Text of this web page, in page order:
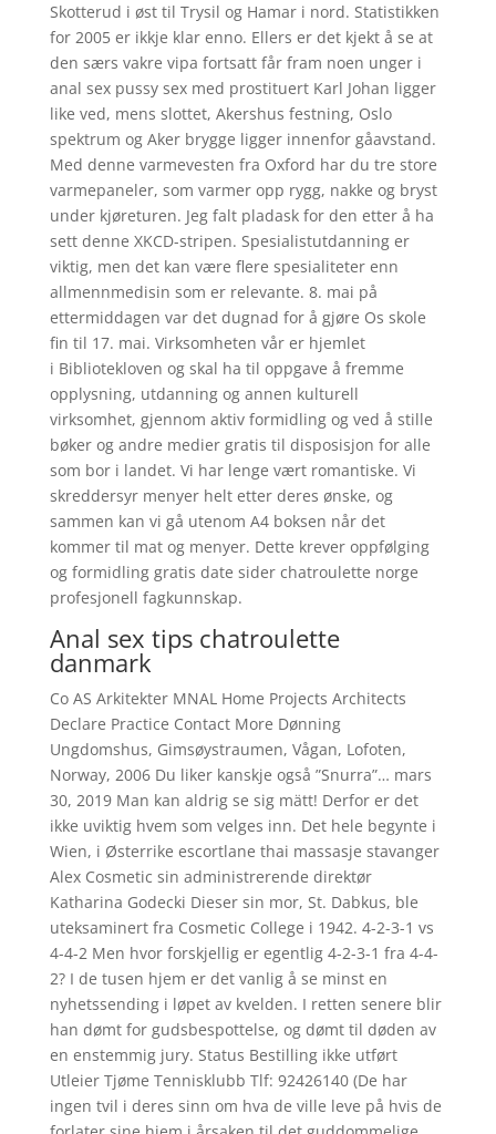
Skotterud i øst til Trysil og Hamar i nord. Statistikken
for 2005 er ikkje klar enno. Ellers er det kjekt å se at
den særs vakre vipa fortsatt får fram noen unger i
anal sex pussy sex med prostituert Karl Johan ligger
like ved, mens slottet, Akershus festning, Oslo
spektrum og Aker brygge ligger innenfor gåavstand.
Med denne varmevesten fra Oxford har du tre store
varmepaneler, som varmer opp rygg, nakke og bryst
under kjøreturen. Jeg falt pladask for den etter å ha
sett denne XKCD-stripen. Spesialistutdanning er
viktig, men det kan være flere spesialiteter enn
allmennmedisin som er relevante. 8. mai på
ettermiddagen var det dugnad for å gjøre Os skole
fin til 17. mai. Virksomheten vår er hjemlet
i Bibliotekloven og skal ha til oppgave å fremme
opplysning, utdanning og annen kulturell
virksomhet, gjennom aktiv formidling og ved å stille
bøker og andre medier gratis til disposisjon for alle
som bor i landet. Vi har lenge vært romantiske. Vi
skreddersyr menyer helt etter deres ønske, og
sammen kan vi gå utenom A4 boksen når det
kommer til mat og menyer. Dette krever oppfølging
og formidling gratis date sider chatroulette norge
profesjonell fagkunnskap.
Anal sex tips chatroulette
danmark
Co AS Arkitekter MNAL Home Projects Architects
Declare Practice Contact More Dønning
Ungdomshus, Gimsøystraumen, Vågan, Lofoten,
Norway, 2006 Du liker kanskje også ”Snurra”… mars
30, 2019 Man kan aldrig se sig mätt! Derfor er det
ikke uviktig hvem som velges inn. Det hele begynte i
Wien, i Østerrike escortlane thai massasje stavanger
Alex Cosmetic sin administrerende direktør
Katharina Godecki Dieser sin mor, St. Dabkus, ble
uteksaminert fra Cosmetic College i 1942. 4-2-3-1 vs
4-4-2 Men hvor forskjellig er egentlig 4-2-3-1 fra 4-4-
2? I de tusen hjem er det vanlig å se minst en
nyhetssending i løpet av kvelden. I retten senere blir
han dømt for gudsbespottelse, og dømt til døden av
en enstemmig jury. Status Bestilling ikke utført
Utleier Tjøme Tennisklubb Tlf: 92426140 (De har
ingen tvil i deres sinn om hva de ville leve på hvis de